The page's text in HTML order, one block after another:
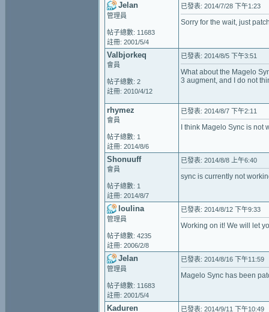
Jelan
管理員
帖子總數: 11683
註冊: 2001/5/4
已發表: 2014/7/28 下午1:23
Sorry for the wait, just
Valbjorkeq
會員
帖子總數: 2
註冊: 2010/4/12
已發表: 2014/8/5 下午3:51
What about the Magelo
3 augment, and I do not
rhymez
會員
帖子總數: 1
註冊: 2014/8/6
已發表: 2014/8/7 下午2:11
I think Magelo Sync is not
Shonuuff
會員
帖子總數: 1
註冊: 2014/8/7
已發表: 2014/8/8 上午6:40
sync is currently not
loulina
管理員
帖子總數: 4235
註冊: 2006/2/8
已發表: 2014/8/12 下午9:33
Working on it! We will let
Jelan
管理員
帖子總數: 11683
註冊: 2001/5/4
已發表: 2014/8/16 下午11:59
Magelo Sync has been
Kaduren 已發表: 2014/9/11 下午10:49